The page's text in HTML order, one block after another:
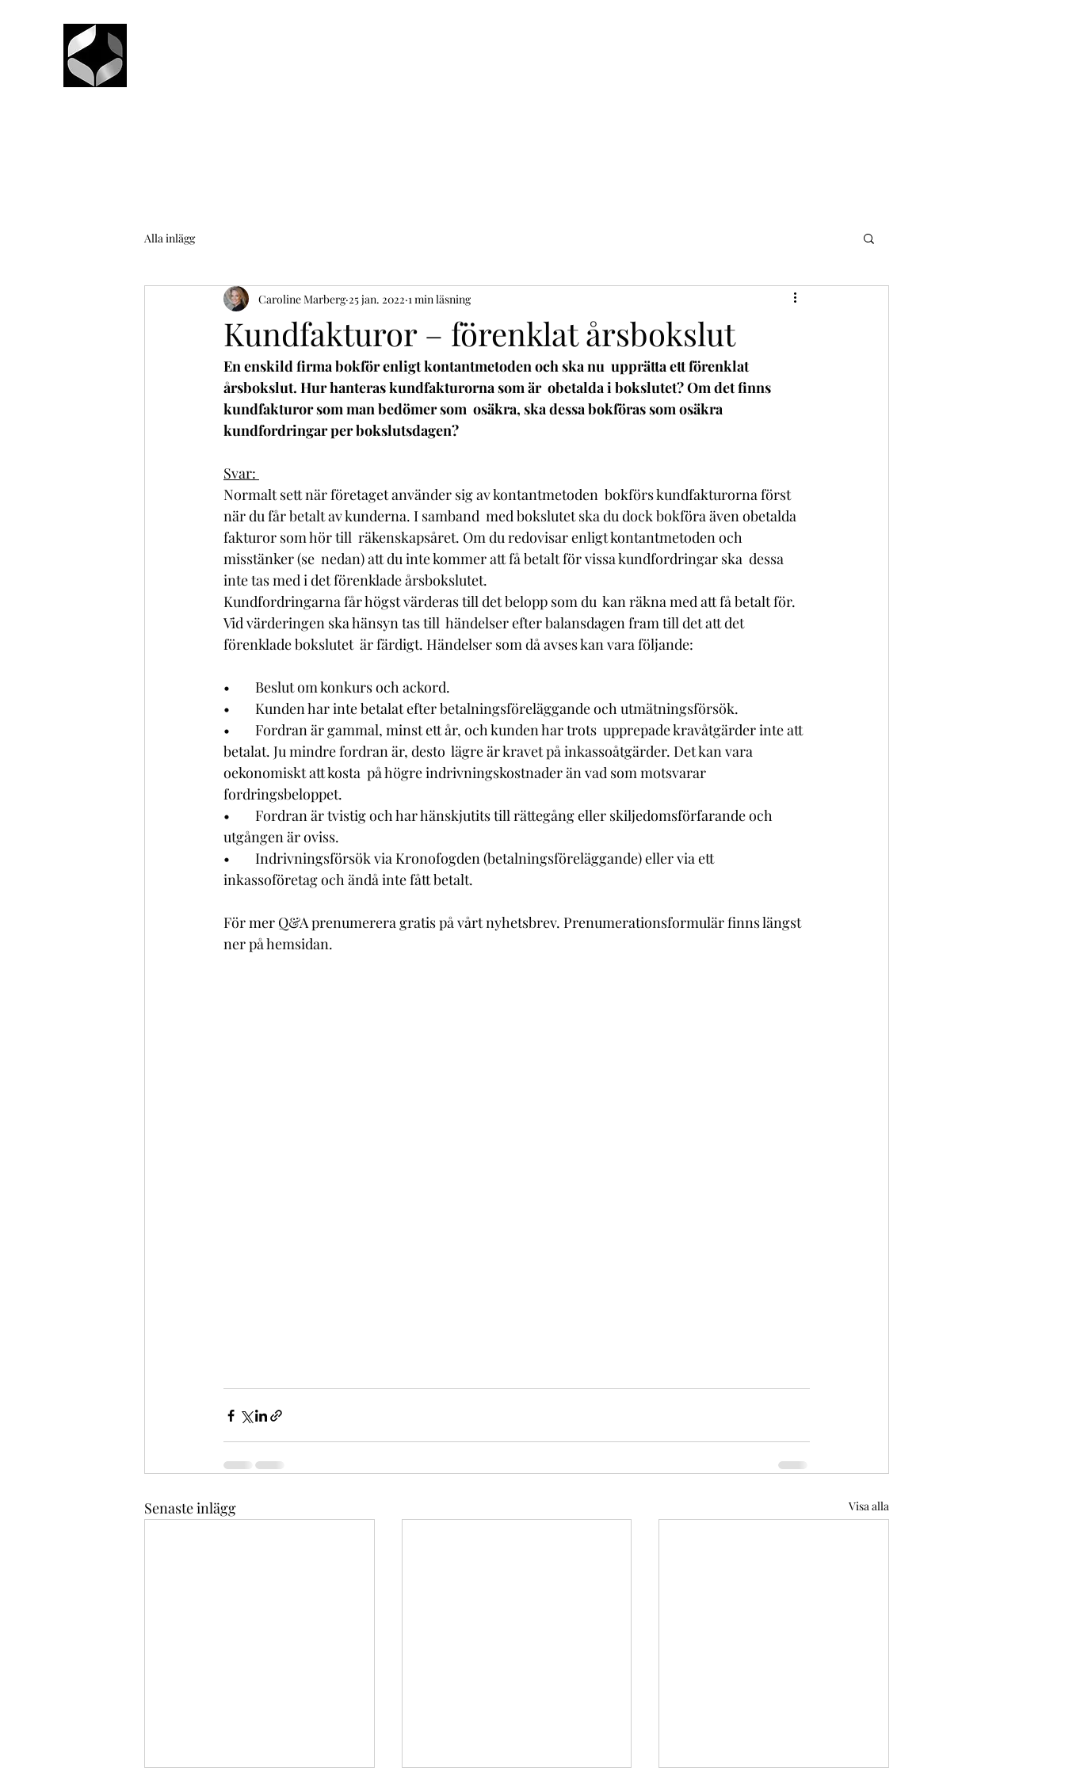
Alla inlägg
Kundfakturor – förenklat årsbokslut
Caroline Marberg 25 jan. 2022 1 min läsning
En enskild firma bokför enligt kontantmetoden och ska nu  upprätta ett förenklat
årsbokslut. Hur hanteras kundfakturorna som är  obetalda i bokslutet? Om det finns
kundfakturor som man bedömer som  osäkra, ska dessa bokföras som osäkra
kundfordringar per bokslutsdagen?
Svar:
Normalt sett när företaget använder sig av kontantmetoden  bokförs kundfakturorna först
när du får betalt av kunderna. I samband  med bokslutet ska du dock bokföra även obetalda
fakturor som hör till  räkenskapsåret. Om du redovisar enligt kontantmetoden och
misstänker (se  nedan) att du inte kommer att få betalt för vissa kundfordringar ska  dessa
inte tas med i det förenklade årsbokslutet.
Kundfordringarna får högst värderas till det belopp som du  kan räkna med att få betalt för.
Vid värderingen ska hänsyn tas till  händelser efter balansdagen fram till det att det
förenklade bokslutet  är färdigt. Händelser som då avses kan vara följande:
•	Beslut om konkurs och ackord.
•	Kunden har inte betalat efter betalningsföreläggande och utmätningsförsök.
•	Fordran är gammal, minst ett år, och kunden har trots  upprepade kravåtgärder inte att
betalat. Ju mindre fordran är, desto  lägre är kravet på inkassoåtgärder. Det kan vara
oekonomiskt att kosta  på högre indrivningskostnader än vad som motsvarar
fordringsbeloppet.
•	Fordran är tvistig och har hänskjutits till rättegång eller skiljedomsförfarande och
utgången är oviss.
•	Indrivningsförsök via Kronofogden (betalningsföreläggande) eller via ett
inkassoföretag och ändå inte fått betalt.
För mer Q&A prenumerera gratis på vårt nyhetsbrev. Prenumerationsformulär finns längst
ner på hemsidan.
Senaste inlägg Visa alla